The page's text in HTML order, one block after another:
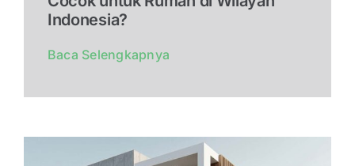
Indonesia?
Baca Selengkapnya